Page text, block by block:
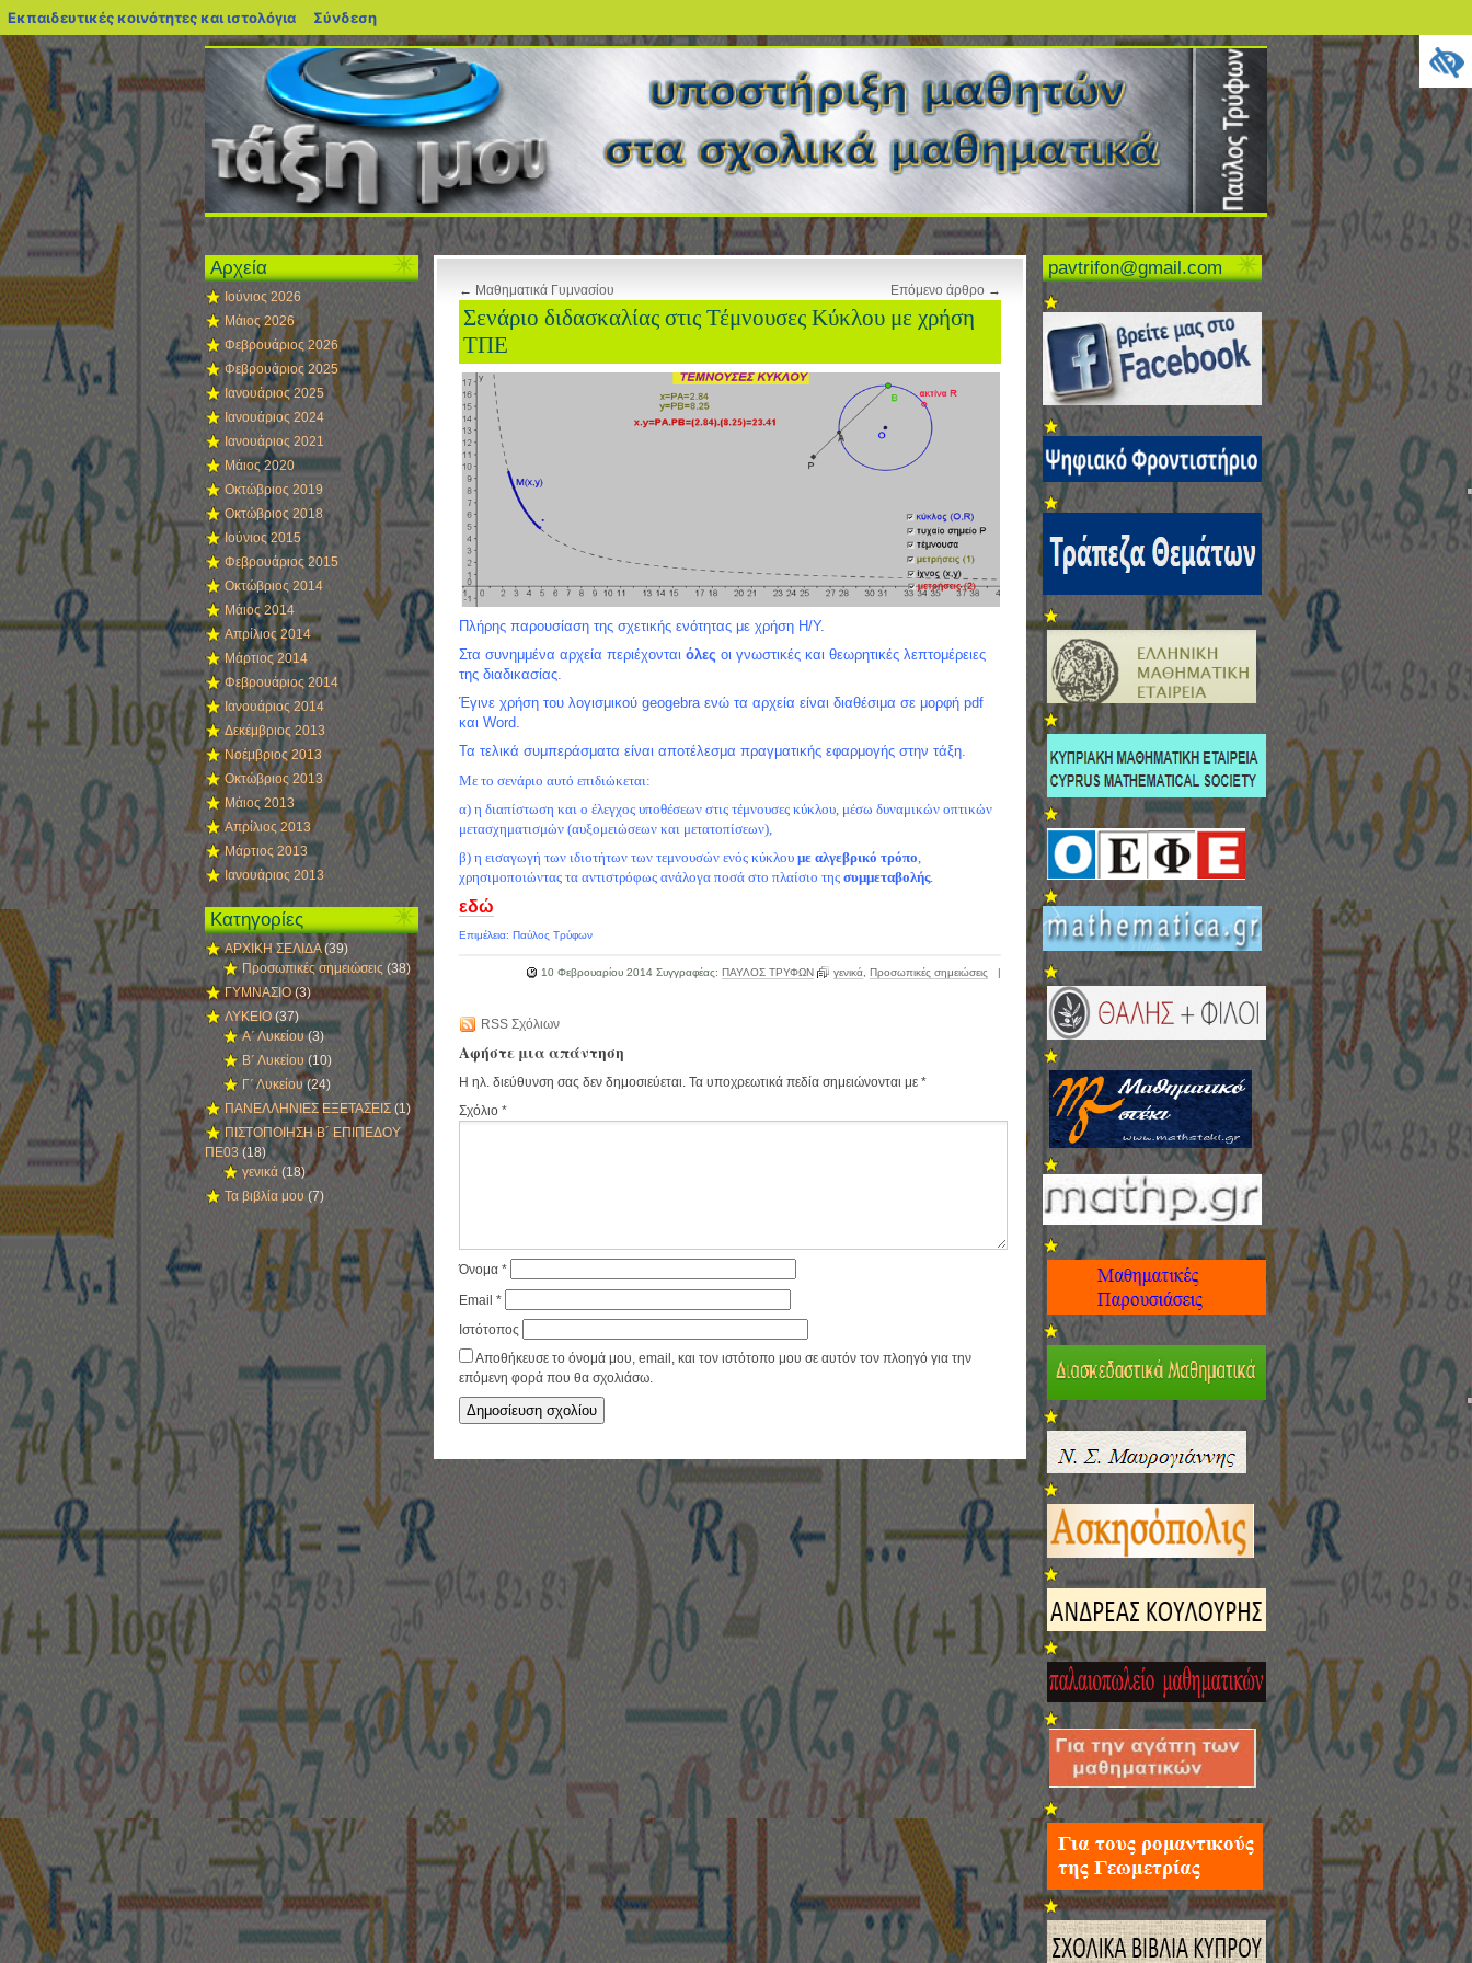
← Μαθηματικά Γυμνασίου Επόμενο άρθρο →
Σενάριο διδασκαλίας στις Τέμνουσες Κύκλου με χρήση
ΤΠΕ
Πλήρης παρουσίαση της σχετικής ενότητας με χρήση Η/Υ.
Στα συνημμένα αρχεία περιέχονται όλες οι γνωστικές και θεωρητικές λεπτομέρειες
της διαδικασίας.
Έγινε χρήση του λογισμικού geogebra ενώ τα αρχεία είναι διαθέσιμα σε μορφή pdf
και Word.
Τα τελικά συμπεράσματα είναι αποτέλεσμα πραγματικής εφαρμογής στην τάξη.
Με το σενάριο αυτό επιδιώκεται:
α) η διαπίστωση και ο έλεγχος υποθέσεων στις τέμνουσες κύκλου, μέσω δυναμικών οπτικών
μετασχηματισμών (αυξομειώσεων και μετατοπίσεων),
β) η εισαγωγή των ιδιοτήτων των τεμνουσών ενός κύκλου με αλγεβρικό τρόπο,
χρησιμοποιώντας τα αντιστρόφως ανάλογα ποσά στο πλαίσιο της συμμεταβολής.
εδώ
Επιμέλεια: Παύλος Τρύφων
10 Φεβρουαρίου 2014 Συγγραφέας: ΠΑΥΛΟΣ ΤΡΥΦΩΝ γενικά Προσωπικές σημειώσεις |
RSS Σχόλιων
Αφήστε μια απάντηση
Η ηλ. διεύθυνση σας δεν δημοσιεύεται. Τα υποχρεωτικά πεδία σημειώνονται με *
Σχόλιο *
Όνομα *
Email *
Ιστότοπος
Αποθήκευσε το όνομά μου, email, και τον ιστότοπο μου σε αυτόν τον πλοηγό για την
επόμενη φορά που θα σχολιάσω.
Αρχεία
Ιούνιος 2026
Μάιος 2026
Φεβρουάριος 2026
Φεβρουάριος 2025
Ιανουάριος 2025
Ιανουάριος 2024
Ιανουάριος 2021
Μάιος 2020
Οκτώβριος 2019
Οκτώβριος 2018
Ιούνιος 2015
Φεβρουάριος 2015
Οκτώβριος 2014
Μάιος 2014
Απρίλιος 2014
Μάρτιος 2014
Φεβρουάριος 2014
Ιανουάριος 2014
Δεκέμβριος 2013
Νοέμβριος 2013
Οκτώβριος 2013
Μάιος 2013
Απρίλιος 2013
Μάρτιος 2013
Ιανουάριος 2013
Κατηγορίες
ΑΡΧΙΚΗ ΣΕΛΙΔΑ(39)
Προσωπικές σημειώσεις (38)
ΓΥΜΝΑΣΙΟ(3)
ΛΥΚΕΙΟ (37)
Α΄ Λυκείου(3)
Β΄ Λυκείου (10)
Γ΄ Λυκείου(24)
ΠΑΝΕΛΛΗΝΙΕΣ ΕΞΕΤΑΣΕΙΣ (1)
ΠΙΣΤΟΠΟΙΗΣΗ Β´ ΕΠΙΠΕΔΟΥ
ΠΕ03 (18)
γενικά (18)
Τα βιβλία μου (7)
pavtrifon@gmail.com
Εκπαιδευτικές κοινότητες και ιστολόγια blogs.sch.gr
Σύνδεση